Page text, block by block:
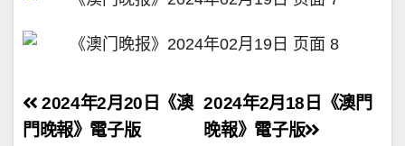
文
章
2024年2月18日《澳門
晚報》電子版
2024年2月20日《澳
門晚報》電子版